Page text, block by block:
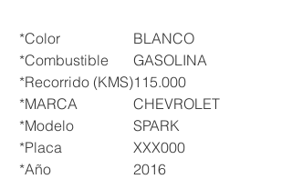
*Color
BLANCO
*Combustible
GASOLINA
*Recorrido (KMS)115.000
*MARCA
CHEVROLET
*Modelo
SPARK
*Placa
XXX000
*Año
2016